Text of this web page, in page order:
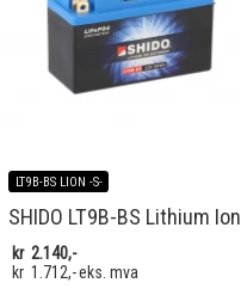
LT9B-BS LION -S-
SHIDO LT9B-BS Lithium Ion
kr 2.140,-
kr 1.712,-eks. mva